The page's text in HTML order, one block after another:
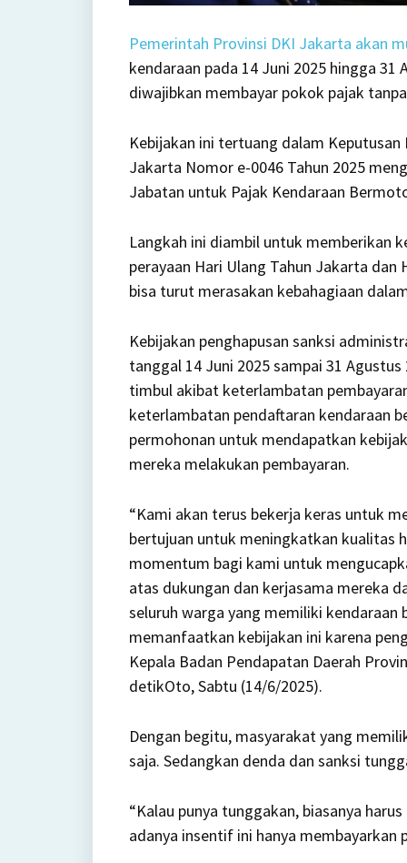
Pemerintah Provinsi DKI Jakarta akan
kendaraan pada 14 Juni 2025 hingga
diwajibkan membayar pokok pajak
Kebijakan ini tertuang dalam Keputusan
Jakarta Nomor e-0046 Tahun 2025
Jabatan untuk Pajak Kendaraan
Langkah ini diambil untuk memberikan
perayaan Hari Ulang Tahun Jakarta
bisa turut merasakan kebahagiaan
Kebijakan penghapusan sanksi
tanggal 14 Juni 2025 sampai 31
timbul akibat keterlambatan
keterlambatan pendaftaran kendaraan
permohonan untuk mendapatkan
mereka melakukan pembayaran.
“Kami akan terus bekerja keras untuk
bertujuan untuk meningkatkan kualitas
momentum bagi kami untuk
atas dukungan dan kerjasama mereka
seluruh warga yang memiliki
memanfaatkan kebijakan ini karena
Kepala Badan Pendapatan Daerah
detikOto, Sabtu (14/6/2025).
Dengan begitu, masyarakat yang
saja. Sedangkan denda dan sanksi
“Kalau punya tunggakan, biasanya
adanya insentif ini hanya membayarkan